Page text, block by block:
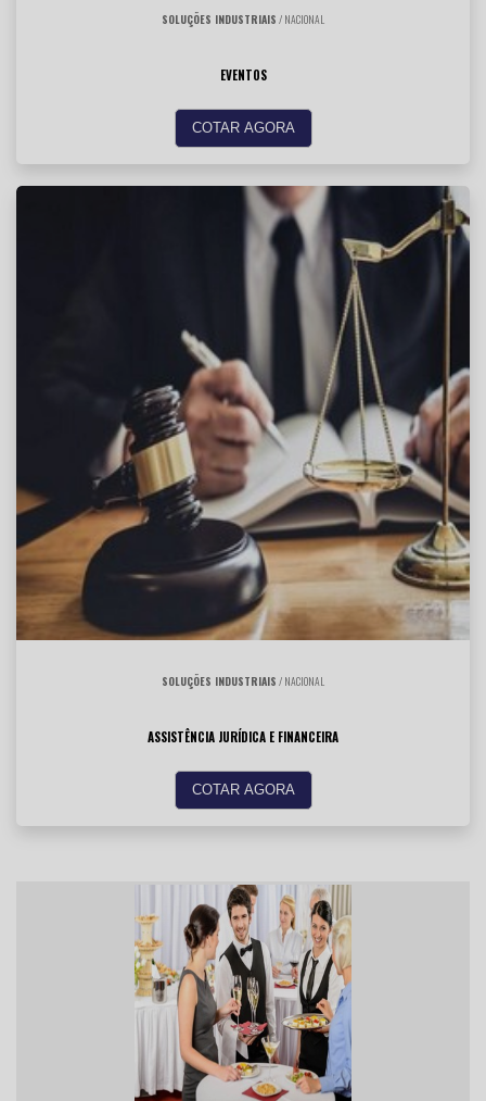
SOLUÇÕES INDUSTRIAIS / NACIONAL
EVENTOS
COTAR AGORA
SOLUÇÕES INDUSTRIAIS / NACIONAL
ASSISTÊNCIA JURÍDICA E FINANCEIRA
COTAR AGORA